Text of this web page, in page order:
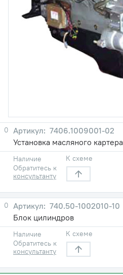
0
7406.1009001-02
Установка масляного картера
Наличие
Обратитесь к
консультанту
К схеме
0
740.50-1002010-10
Блок цилиндров
Наличие
Обратитесь к
консультанту
К схеме